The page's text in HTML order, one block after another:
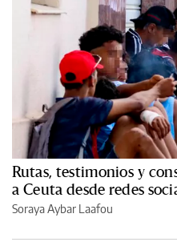
Rutas, testimonios y
a Ceuta desde redes
Soraya Aybar Laafou